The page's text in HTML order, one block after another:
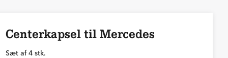
Centerkapsel til Mercedes
Sæt af 4 stk.